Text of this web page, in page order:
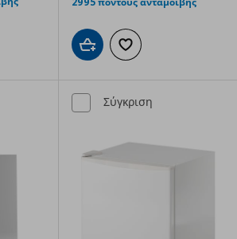
αγαπημένα Προσθήκη στο καλάθι
Προσθήκη στα
Σύγκριση